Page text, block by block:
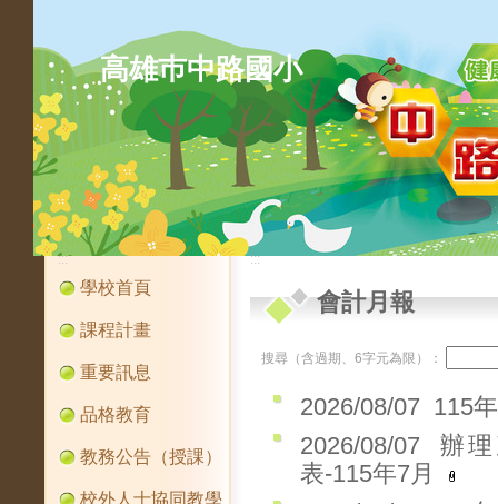
高雄巿中路國小
:::
學校首頁
課程計畫
重要訊息
品格教育
教務公告（授課）
校外人士協同教學
:::
會計月報
搜尋（含過期、6字元為限）：
2026/08/07 115
2026/08/07辦
表-115年7月